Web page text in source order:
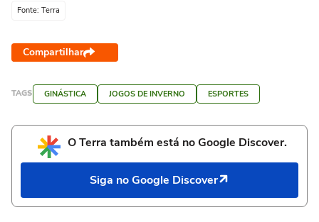
Fonte: Terra
Compartilhar
TAGS GINÁSTICA JOGOS DE INVERNO ESPORTES
O Terra também está no Google Discover.
Siga no Google Discover